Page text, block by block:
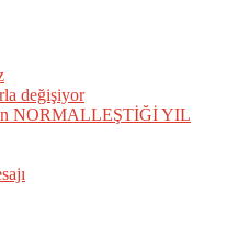
değişiyor
NORMALLEŞTİĞİ YIL